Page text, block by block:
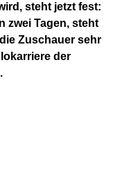
steht jetzt fest:
zwei Tagen, steht
Zuschauer sehr
der